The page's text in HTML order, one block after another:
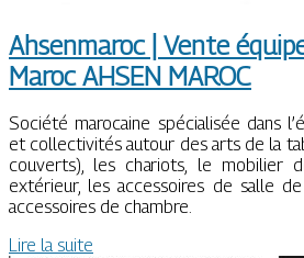
Ahsenmaroc | Vente
Maroc AHSEN MAROC
Société marocaine spécialisée dans
et collectivités autour des arts de la
couverts), les chariots, le mobilier
extérieur, les accessoires de salle
accessoires de chambre.
Lire la suite